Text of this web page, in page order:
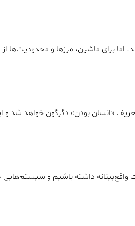
اما برای ماشین، مرزها و
«انسان بودن» دگرگون خواهد شد و
داشته باشیم و